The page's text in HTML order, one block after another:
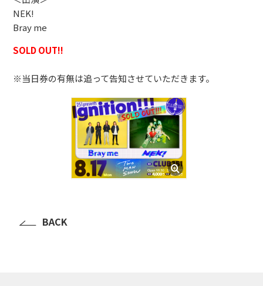
アンリ
SAKKO
CONTACT
NEK!
Bray me
SOLD OUT!!
※当日券の有無は追って告知させていただきます。
BACK